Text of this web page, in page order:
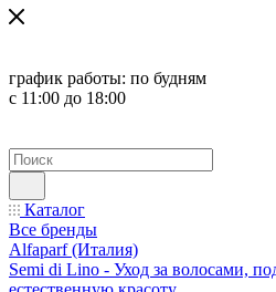
график работы: по будням
с 11:00 до 18:00
Каталог
Все бренды
Alfaparf (Италия)
Semi di Lino - Уход за волосами,